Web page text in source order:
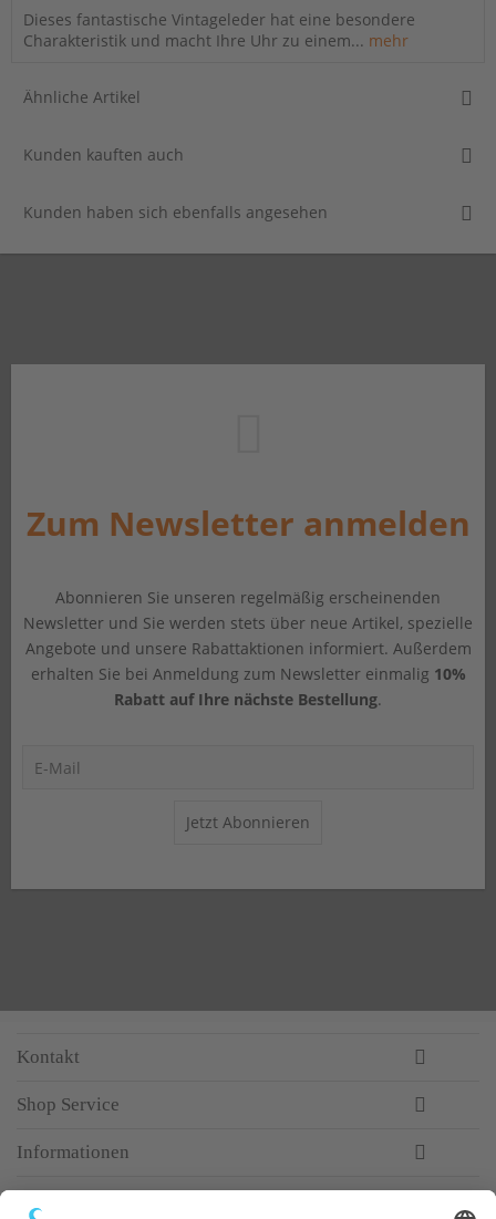
Dieses fantastische Vintageleder hat eine besondere
Charakteristik und macht Ihre Uhr zu einem... mehr
Ähnliche Artikel
Kunden kauften auch
Kunden haben sich ebenfalls angesehen
Zum Newsletter anmelden
Abonnieren Sie unseren regelmäßig erscheinenden
Newsletter und Sie werden stets über neue Artikel, spezielle
Angebote und unsere Rabattaktionen informiert. Außerdem
erhalten Sie bei Anmeldung zum Newsletter einmalig 10%
Rabatt auf Ihre nächste Bestellung.
Jetzt Abonnieren
Kontakt
Shop Service
Informationen